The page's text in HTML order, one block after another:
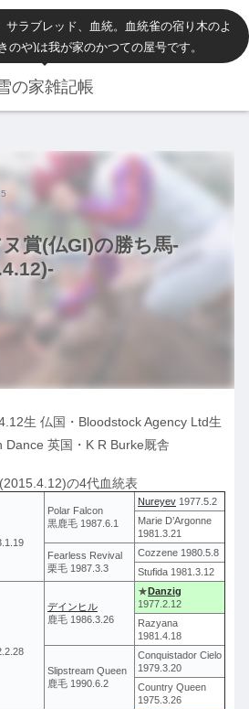
ラブレッド、血統。血統雀の宿り木のよ
のや)は我が家のかつての屋号です。
の家雑記帳
賞(仏GI)の勝ち馬-
生 仏国・Bloodstock Agency Ltd生
Dance 英国・K R Burke厩舎
の4代血統表
Polar Falcon
黒鹿毛 1987.6.1
Nureyev 1977.5.2
Marie D’Argonne
1981.3.21
Fearless Revival
栗毛 1987.3.3
Cozzene 1980.5.8
Stufida 1981.3.12
デインヒル
鹿毛 1986.3.26
★Danzig
1977.2.12
Razyana
1981.4.18
Slipstream Queen
鹿毛 1990.6.2
Conquistador Cielo
1979.3.20
Country Queen
1975.3.26